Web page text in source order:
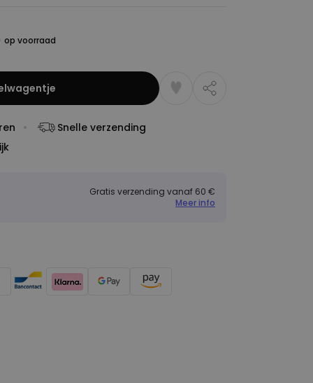
op voorraad
Snelle verzending
Gratis verzending vanaf 60 €
Meer info